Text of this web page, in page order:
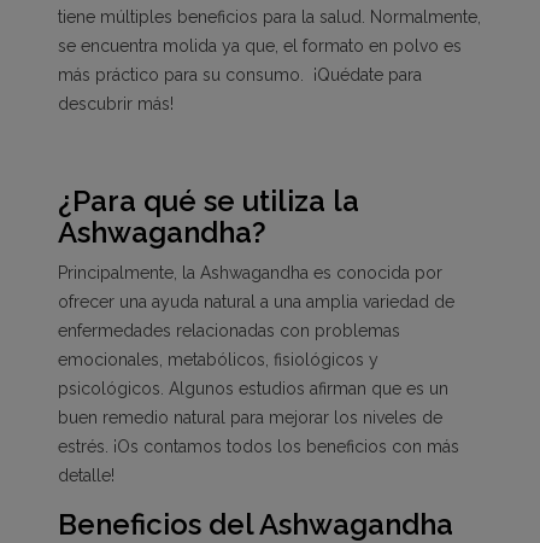
tiene múltiples beneficios para la salud. Normalmente,
se encuentra molida ya que, el formato en polvo es
más práctico para su consumo. ¡Quédate para
descubrir más!
¿Para qué se utiliza la
Ashwagandha?
Principalmente, la Ashwagandha es conocida por
ofrecer una ayuda natural a una amplia variedad de
enfermedades relacionadas con problemas
emocionales, metabólicos, fisiológicos y
psicológicos. Algunos estudios afirman que es un
buen remedio natural para mejorar los niveles de
estrés. ¡Os contamos todos los beneficios con más
detalle!
Beneficios del Ashwagandha